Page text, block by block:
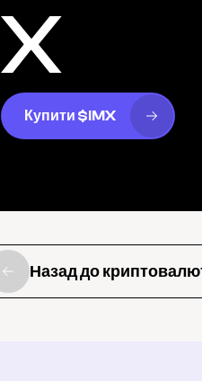
X
Купити $IMX
Назад до